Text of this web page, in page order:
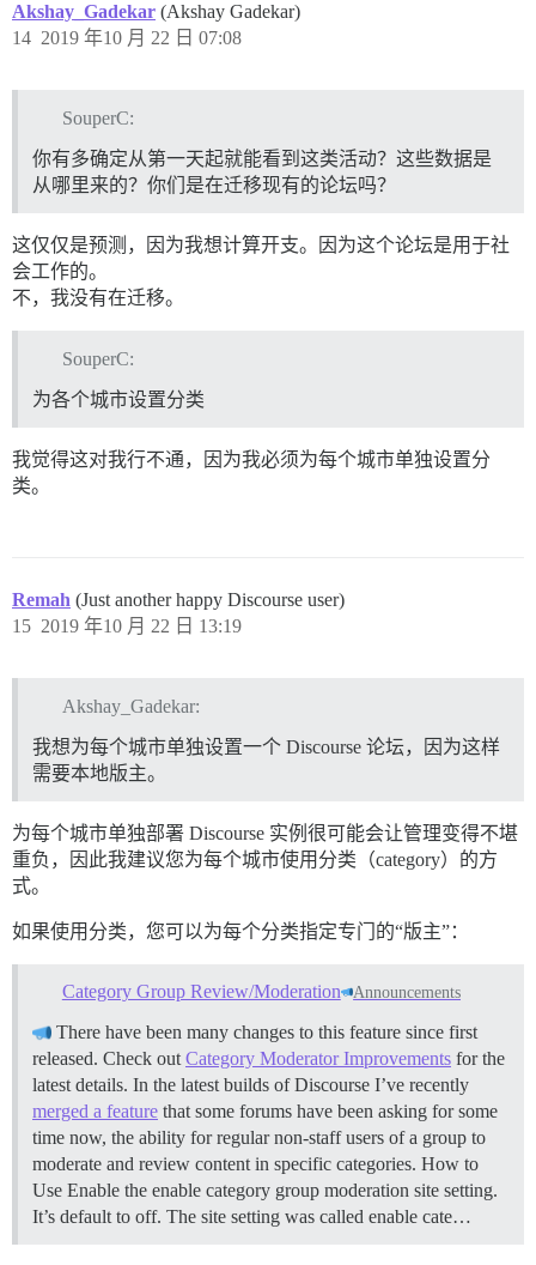
Akshay_Gadekar (Akshay Gadekar)
2019 年10 月 22 日 07:08
14
SouperC:
你有多确定从第一天起就能看到这类活动？这些数据是
从哪里来的？你们是在迁移现有的论坛吗？
这仅仅是预测，因为我想计算开支。因为这个论坛是用于社
会工作的。
不，我没有在迁移。
SouperC:
为各个城市设置分类
我觉得这对我行不通，因为我必须为每个城市单独设置分
类。
Remah (Just another happy Discourse user)
2019 年10 月 22 日 13:19
15
Akshay_Gadekar:
我想为每个城市单独设置一个 Discourse 论坛，因为这样
需要本地版主。
为每个城市单独部署 Discourse 实例很可能会让管理变得不堪
重负，因此我建议您为每个城市使用分类（category）的方
式。
如果使用分类，您可以为每个分类指定专门的“版主”：
Category Group Review/Moderation Announcements
There have been many changes to this feature since first
released. Check outCategory Moderator Improvements for the
latest details. In the latest builds of Discourse I’ve recently
merged a feature that some forums have been asking for some
time now, the ability for regular non-staff users of a group to
moderate and review content in specific categories. How to
Use Enable the enable category group moderation site setting.
It’s default to off. The site setting was called enable cate…